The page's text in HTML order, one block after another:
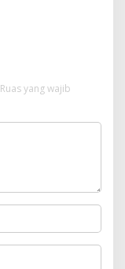
Ruas yang wajib